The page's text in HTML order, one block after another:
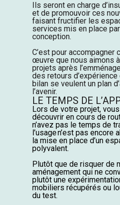
Ils seront en charge
et de promouvoir ces
faisant fructifier les
services mis en place
conception.
C’est pour accompagner
œuvre que nous aimons
projets après
des retours d’expérience
bilan se veulent un plan
l’avenir.
LE TEMPS DE
Lors de votre projet,
découvrir en cours de
n’avez pas le temps de
l’usage n’est pas encore
la mise en place d’un
polyvalent.
Plutôt que de risquer de
aménagement qui ne
plutôt une
mobiliers récupérés ou
du test.